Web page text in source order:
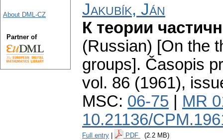
Jakubík, Ján
К теории
(Russian) [On the
groups]. Časopis
vol. 86 (1961),
MSC: 06-75
MR
10.21136/
Full entry PDF (2.2 MB)
About DML-CZ
Partner of